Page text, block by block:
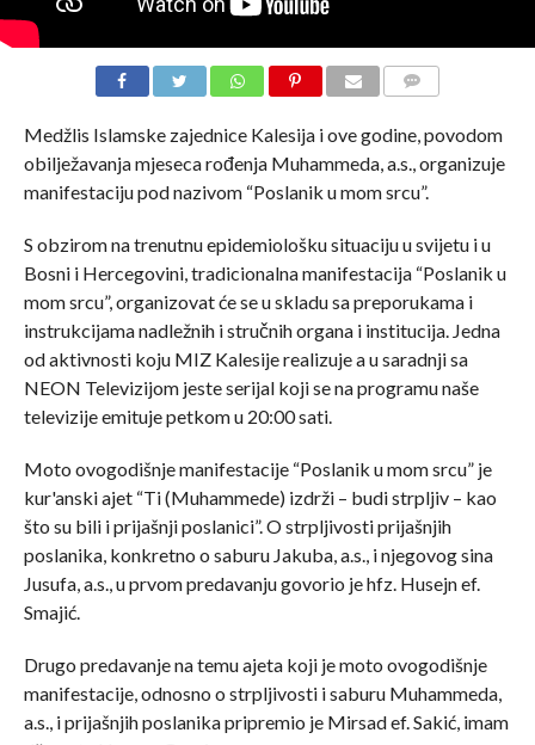
Medžlis Islamske zajednice Kalesija i ove godine, povodom
obilježavanja mjeseca rođenja Muhammeda, a.s., organizuje
manifestaciju pod nazivom “Poslanik u mom srcu”.
S obzirom na trenutnu epidemiološku situaciju u svijetu i u
Bosni i Hercegovini, tradicionalna manifestacija “Poslanik u
mom srcu”, organizovat će se u skladu sa preporukama i
instrukcijama nadležnih i stručnih organa i institucija. Jedna
od aktivnosti koju MIZ Kalesije realizuje a u saradnji sa
NEON Televizijom jeste serijal koji se na programu naše
televizije emituje petkom u 20:00 sati.
Moto ovogodišnje manifestacije “Poslanik u mom srcu” je
kur'anski ajet “Ti (Muhammede) izdrži – budi strpljiv – kao
što su bili i prijašnji poslanici”. O strpljivosti prijašnjih
poslanika, konkretno o saburu Jakuba, a.s., i njegovog sina
Jusufa, a.s., u prvom predavanju govorio je hfz. Husejn ef.
Smajić.
Drugo predavanje na temu ajeta koji je moto ovogodišnje
manifestacije, odnosno o strpljivosti i saburu Muhammeda,
a.s., i prijašnjih poslanika pripremio je Mirsad ef. Sakić, imam